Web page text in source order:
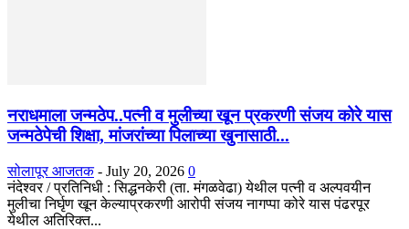
नराधमाला जन्मठेप..पत्नी व मुलीच्या खून प्रकरणी संजय कोरे यास
जन्मठेपेची शिक्षा, मांजरांच्या पिलाच्या खुनासाठी...
सोलापूर आजतक - July 20, 2026 0
नंदेश्वर / प्रतिनिधी : सिद्धनकेरी (ता. मंगळवेढा) येथील पत्नी व अल्पवयीन
मुलीचा निर्घृण खून केल्याप्रकरणी आरोपी संजय नागप्पा कोरे यास पंढरपूर
येथील अतिरिक्त...